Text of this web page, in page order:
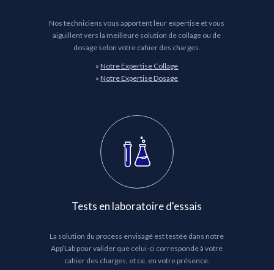
Nos techniciens vous apportent leur expertise et vous
aiguillent vers la meilleure solution de collage ou de
dosage selon votre cahier des charges.
»Notre Expertise Collage
»Notre Expertise Dosage
Tests en laboratoire d'essais
La solution du process envisagé est testée dans notre
App’Lab pour valider que celui-ci corresponde à votre
cahier des charges, et ce, en votre présence.